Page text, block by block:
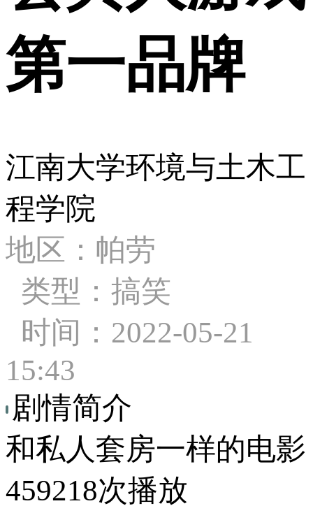
第一品牌
江南大学环境与土木工
程学院
地区：帕劳
类型：搞笑
时间：2022-05-21
15:43
剧情简介
和私人套房一样的电影
459218次播放